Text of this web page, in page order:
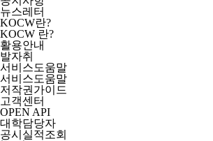
뉴스레터
KOCW란?
KOCW 란?
활용안내
발자취
서비스도움말
서비스도움말
저작권가이드
고객센터
OPEN API
대학담당자
공시실적조회